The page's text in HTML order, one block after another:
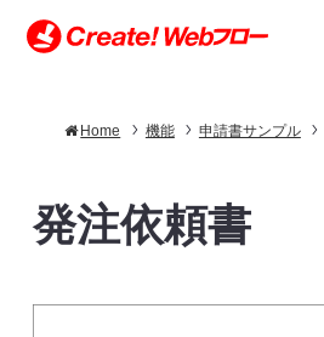
Home 機能 申請書サンプル
発注依頼書